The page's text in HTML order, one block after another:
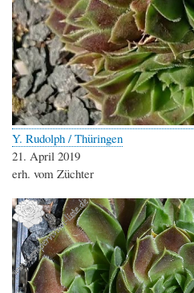
Y. Rudolph / Thüringen
21. April 2019
erh. vom Züchter